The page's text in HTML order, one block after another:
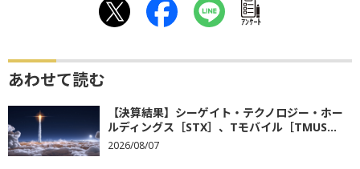
ｱﾝｹｰﾄ
あわせて読む
【決算結果】シーゲイト・テクノロジー・ホー
ルディングス［STX］、Tモバイル［TMUS...
2026/08/07